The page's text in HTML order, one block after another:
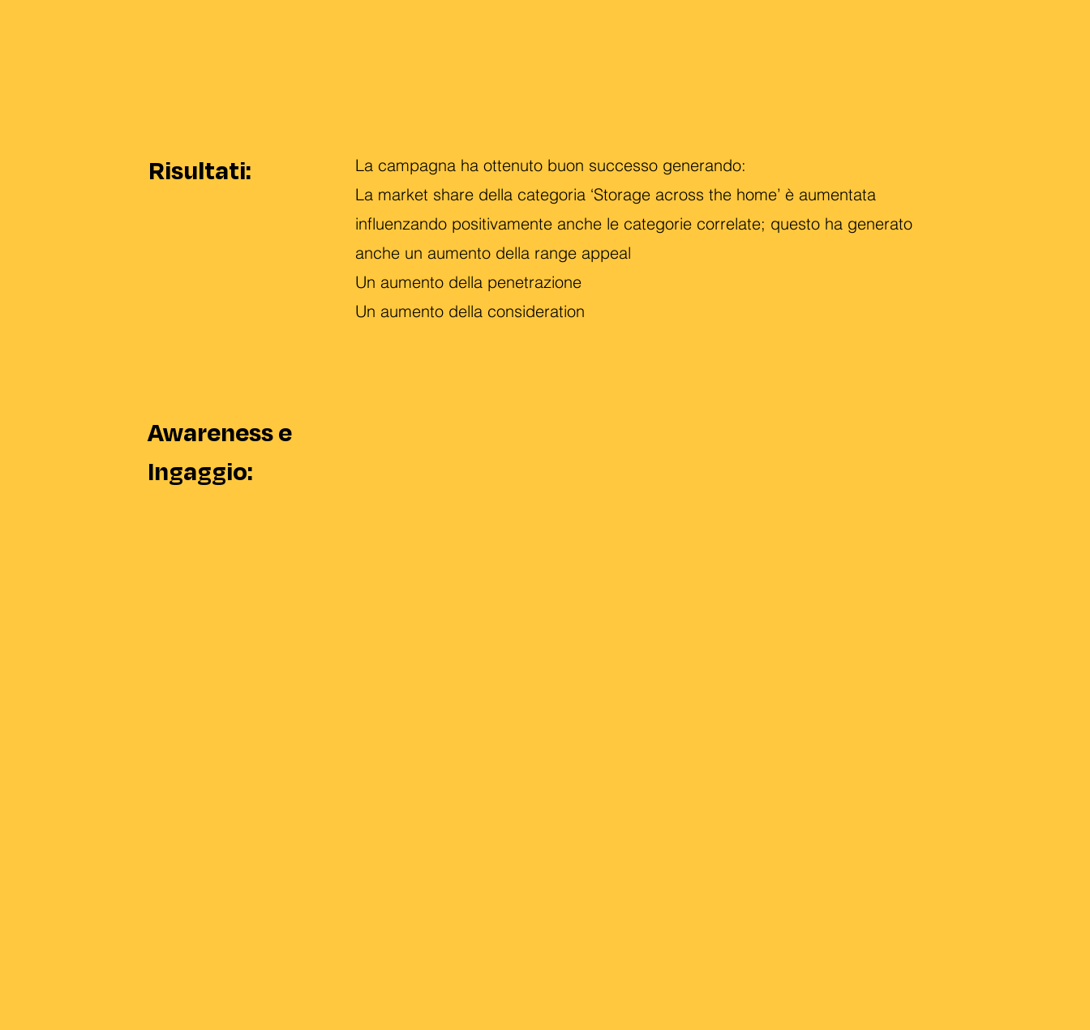
Risultati:
La campagna ha ottenuto buon successo generando:
La market share della categoria ‘Storage across the home’ è aumentata
influenzando positivamente anche le categorie correlate; questo ha generato
anche un aumento della range appeal
Un aumento della penetrazione
Un aumento della consideration
Awareness e
Ingaggio: